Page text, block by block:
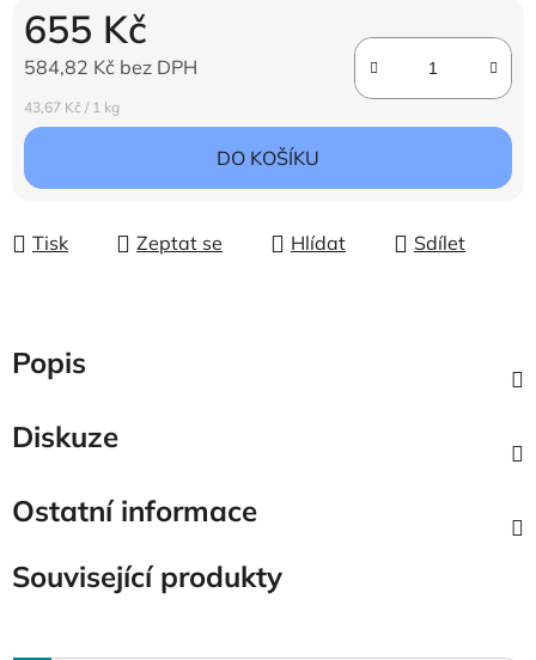
655 Kč
584,82 Kč bez DPH
Měrná cena:
43,67 Kč / 1 kg
DO KOŠÍKU
Tisk Zeptat se Hlídat Sdílet
Popis
Diskuze
Ostatní informace
Související produkty